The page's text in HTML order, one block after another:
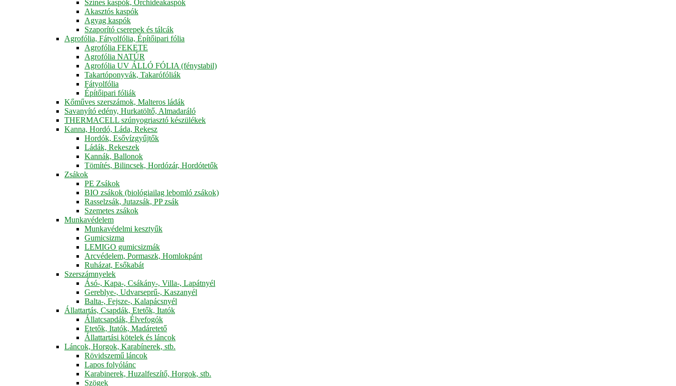
Színes kaspók, Orchideakaspók
Akasztós kaspók
Agyag kaspók
Szaporító cserepek és tálcák
Agrofólia, Fátyolfólia, Építőipari fólia
Agrofólia FEKETE
Agrofólia NATÚR
Agrofólia UV ÁLLÓ FÓLIA (fénystabil)
Takartóponyvák, Takarófóliák
Fátyolfólia
Építőipari fóliák
Kőműves szerszámok, Malteros ládák
Savanyító edény, Hurkatöltő, Almadaráló
THERMACELL szúnyogriasztó készülékek
Kanna, Hordó, Láda, Rekesz
Hordók, Esővízgyűjtők
Ládák, Rekeszek
Kannák, Ballonok
Tömítés, Bilincsek, Hordózár, Hordótetők
Zsákok
PE Zsákok
BIO zsákok (biológiailag lebomló zsákok)
Rasselzsák, Jutazsák, PP zsák
Szemetes zsákok
Munkavédelem
Munkavédelmi kesztyűk
Gumicsizma
LEMIGO gumicsizmák
Arcvédelem, Pormaszk, Homlokpánt
Ruházat, Esőkabát
Szerszámnyelek
Ásó-, Kapa-, Csákány-, Villa-, Lapátnyél
Gereblye-, Udvarseprű-, Kaszanyél
Balta-, Fejsze-, Kalapácsnyél
Állattartás, Csapdák, Etetők, Itatók
Állatcsapdák, Élvefogók
Etetők, Itatók, Madáretető
Állattartási kötelek és láncok
Láncok, Horgok, Karabínerek, stb.
Rövidszemű láncok
Lapos folyólánc
Karabinerek, Huzalfeszítő, Horgok, stb.
Szögek